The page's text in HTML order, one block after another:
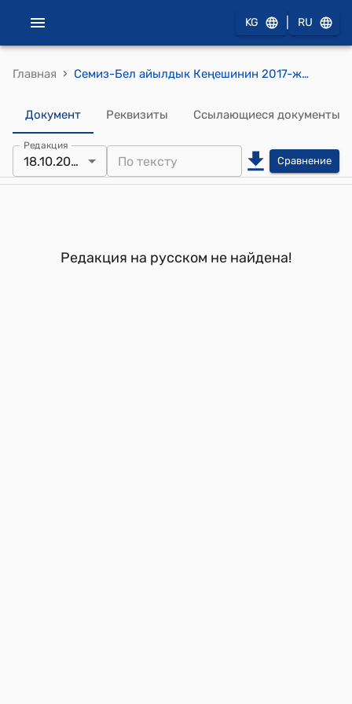
KG RU
Главная › Семиз-Бел айылдык Кеңешинин 2017-жылдын 08-августундагы № 10/4 "Семиз-Бел айыл аймагындагы клуб башчыларынын аткарган иштери жɵнүндɵ" токтому
Документ Реквизиты Ссылающиеся документы
Редакция
18.10.2017 Сравнение
Редакция на русском не найдена!